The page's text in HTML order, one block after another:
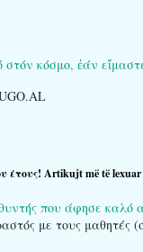
κόσμο, ἐάν
έτους! Artikujt më të
που άφησε καλό
με τους μαθητές